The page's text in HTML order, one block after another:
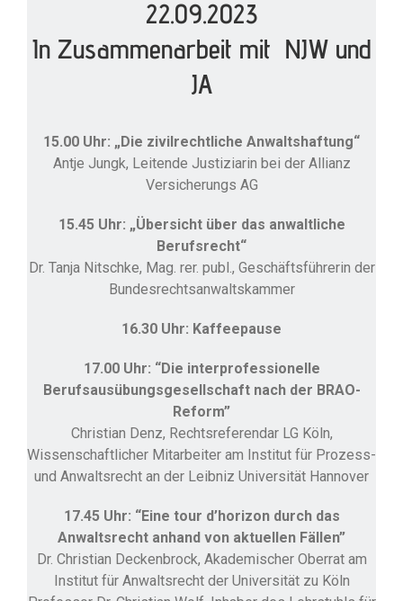
22.09.2023
In Zusammenarbeit mit NJW und
JA
15.00 Uhr: „Die zivilrechtliche Anwaltshaftung“
Antje Jungk, Leitende Justiziarin bei der Allianz
Versicherungs AG
15.45 Uhr: „Übersicht über das anwaltliche
Berufsrecht“
Dr. Tanja Nitschke, Mag. rer. publ., Geschäftsführerin der
Bundesrechtsanwaltskammer
16.30 Uhr: Kaffeepause
17.00 Uhr: “Die interprofessionelle
Berufsausübungsgesellschaft nach der BRAO-
Reform”
Christian Denz, Rechtsreferendar LG Köln,
Wissenschaftlicher Mitarbeiter am Institut für Prozess-
und Anwaltsrecht an der Leibniz Universität Hannover
17.45 Uhr: “Eine tour d’horizon durch das
Anwaltsrecht anhand von aktuellen Fällen”
Dr. Christian Deckenbrock, Akademischer Oberrat am
Institut für Anwaltsrecht der Universität zu Köln